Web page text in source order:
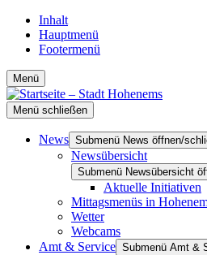
Inhalt
Hauptmenü
Footermenü
Menü
Menü schließen
News Submenü News öffnen/
Newsübersicht
Submenü Newsübersicht
Aktuelle Initiativen
Mittagsmenüs in
Wetter
Webcams
Amt & Service Submenü Amt &